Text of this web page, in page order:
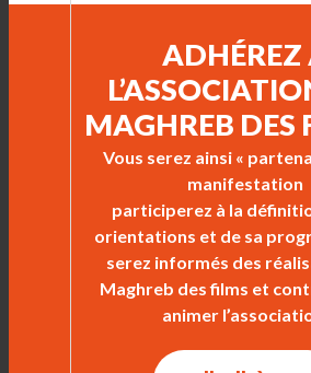
ADHÉREZ
MAGHREB DES
Vous serez ainsi «
manifestation
participerez à la
orientations et de sa
serez informés des
Maghreb des films et
animer